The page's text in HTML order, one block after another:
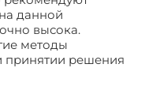
данной
высока.
методы
принятии решения